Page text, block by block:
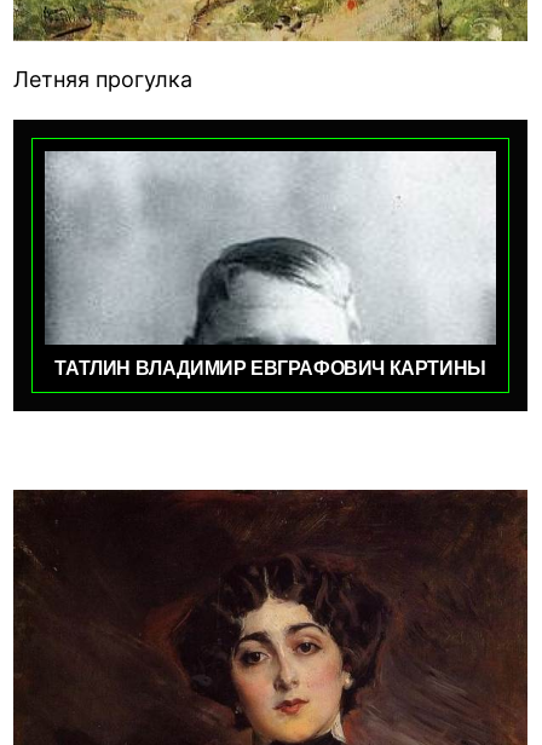
Летняя прогулка
ТАТЛИН ВЛАДИМИР ЕВГРАФОВИЧ КАРТИНЫ